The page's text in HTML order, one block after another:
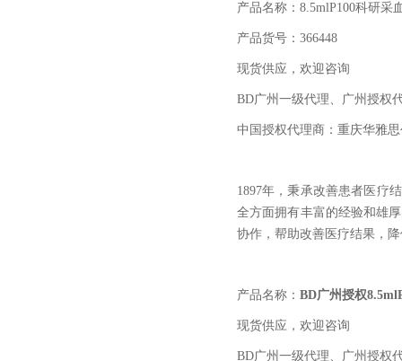
产品名称：8.5mlP100科研采
产品货号：366448
现货供应，欢迎咨询
BD广州一级代理、广州授权
中国授权代理商：重庆华雅
1897年，秉承改善患者医疗
全方面拥有丰富的经验和雄
协作，帮助改善医疗结果，
产品名称： BD广州授权
现货供应，欢迎咨询
BD广州一级代理、广州授权